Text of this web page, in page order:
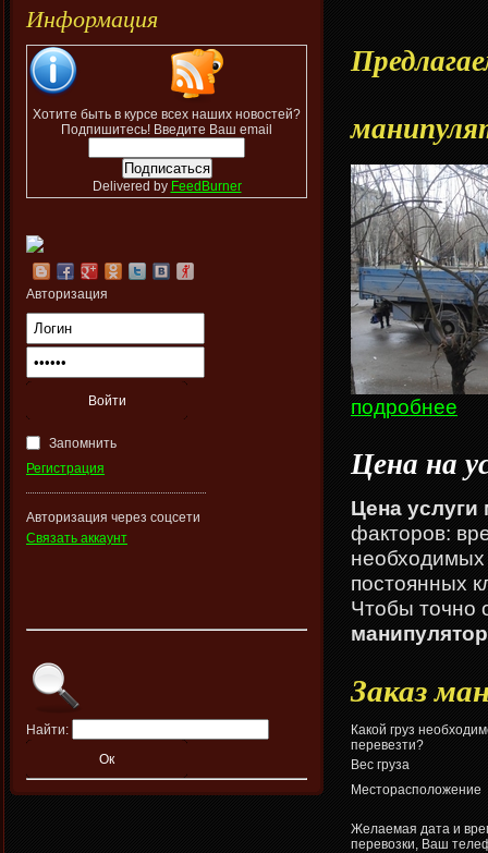
Информация
Хотите быть в курсе всех наших новостей?
Подпишитесь! Введите Ваш email
Delivered by FeedBurner
Авторизация
Запомнить
Регистрация
Авторизация через соцсети
Связать аккаунт
Найти:
подробнее
Цена на
Цена
факторов:
необходимых
постоянных
Чтобы точно
манипулятор
Заказ
Какой груз
перевезти?
Вес груза
Месторасположение
Желаемая дата и
перевозки, Ваш